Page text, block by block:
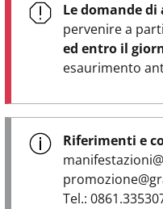
Le domande di
pervenire a
ed entro il
esaurimento
Riferimenti e
Tel.: